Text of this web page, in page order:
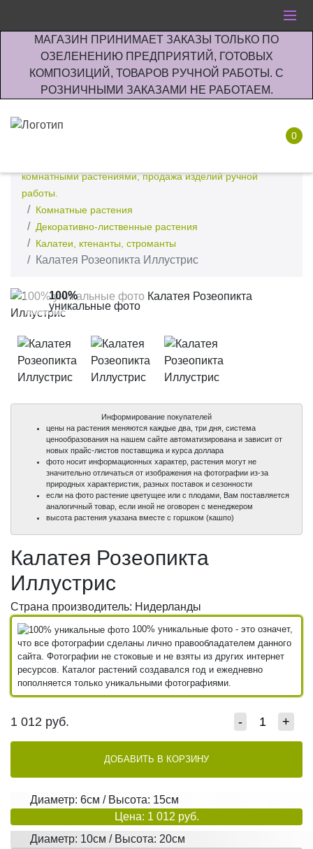
МАГАЗИН ПРИНИМАЕТ ЗАКАЗЫ ТОЛЬКО ПО
ОЗЕЛЕНЕНИЮ ПРЕДПРИЯТИЙ, ГОТОВЫХ
КОМПОЗИЦИЙ, ТОВАРОВ РУЧНОЙ РАБОТЫ. С
РОЗНИЧНЫМИ ЗАКАЗАМИ НЕ РАБОТАЕМ.
0
комнатными растениями, продажа изделий ручной
работы.
Комнатные растения
Декоративно-лиственные растения
Калатеи, ктенанты, строманты
Калатея Розеопикта Иллустрис
100%
уникальные фото
Информирование покупателей
цены на растения меняются каждые два, три дня, система
ценообразования на нашем сайте автоматизирована и зависит от
новых прайс-листов поставщика и курса доллара
фото носит информационных характер, растения могут не
значительно отличаться от изображения на фотографии из-за
природных характеристик, разных поставок и сезонности
если на фото растение цветущее или с плодами, Вам поставляется
аналогичный товар, если иной не оговорен с менеджером
высота растения указана вместе с горшком (кашпо)
Калатея Розеопикта
Иллустрис
Страна производитель: Нидерланды
100% уникальные фото - это означет,
что все фотографии сделаны лично правообладателем данного
сайта. Фотографии не стоковые и не взяты из других интернет
ресурсов. Каталог растений создавался год и ежедневно
пополняется только уникальными фотографиями.
1 012 руб. - +
ДОБАВИТЬ В КОРЗИНУ
Диаметр: 6см / Высота: 15см
Цена: 1 012 руб.
Диаметр: 10см / Высота: 20см